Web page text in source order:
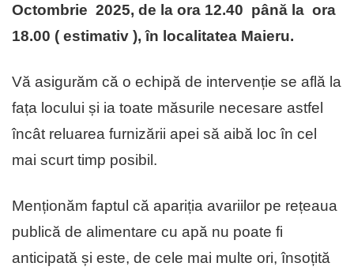
Octombrie 2025, de la ora 12.40 până la ora
18.00 ( estimativ ), în localitatea Maieru.
Vă asigurăm că o echipă de intervenție se află la
fața locului și ia toate măsurile necesare astfel
încât reluarea furnizării apei să aibă loc în cel
mai scurt timp posibil.
Menționăm faptul că apariția avariilor pe rețeaua
publică de alimentare cu apă nu poate fi
anticipată și este, de cele mai multe ori, însoțită